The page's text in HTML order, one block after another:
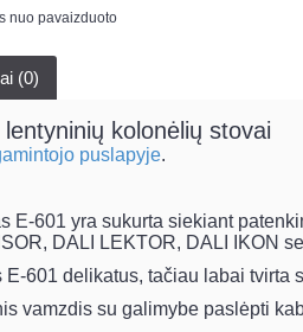
nuo pavaizduoto
(0)
kolonėlių stovai
puslapyje.
E-601 yra sukurta siekiant
DALI LEKTOR, DALI IKON
601 delikatus, tačiau labai tvirta
vamzdis su galimybe paslėpti